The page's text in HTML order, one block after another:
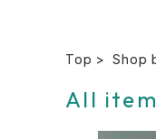
Top Shop
All